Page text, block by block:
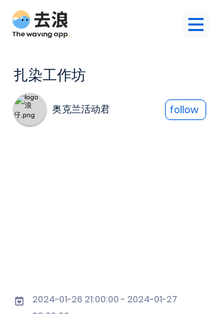
扎染工作坊
奥克兰活动君 follow
2024-01-26 21:00:00 - 2024-01-27